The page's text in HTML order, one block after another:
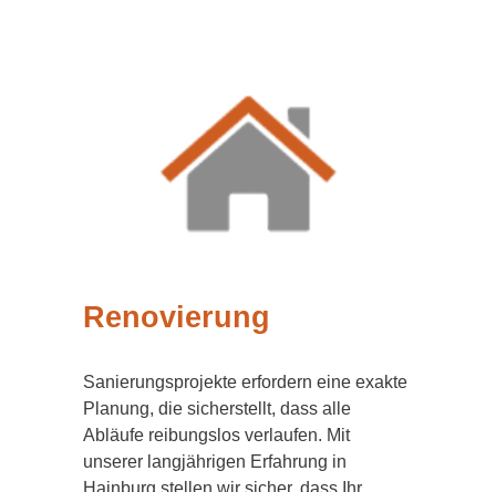
Renovierung
Sanierungsprojekte erfordern eine exakte
Planung, die sicherstellt, dass alle
Abläufe reibungslos verlaufen. Mit
unserer langjährigen Erfahrung in